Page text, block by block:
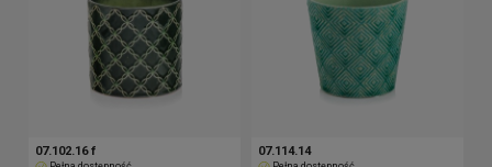
07.102.16 f 07.114.14